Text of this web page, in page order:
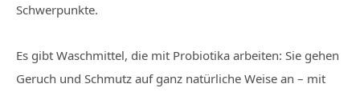
Schwerpunkte.
Es gibt Waschmittel, die mit Probiotika arbeiten: Sie gehen
Geruch und Schmutz auf ganz natürliche Weise an – mit